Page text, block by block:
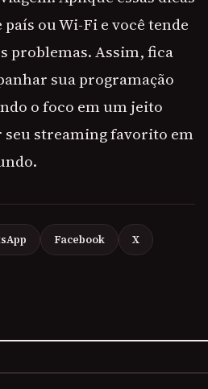
ou Wi-Fi e você tende
problemas. Assim, fica
sua programação
o foco em um jeito
seu streaming favorito em
Facebook X